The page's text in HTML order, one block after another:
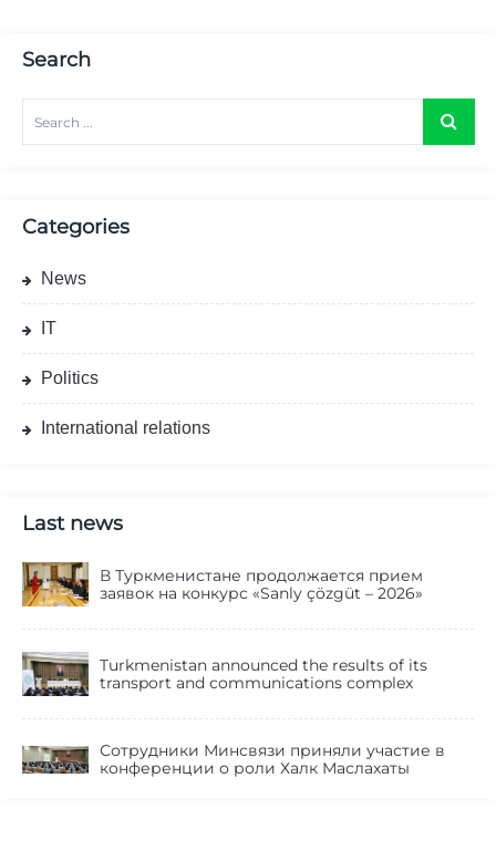
Search
Categories
News
IT
Politics
International relations
Last news
В Туркменистане продолжается прием
заявок на конкурс «Sanly çözgüt – 2026»
Turkmenistan announced the results of its
transport and communications complex
Сотрудники Минсвязи приняли участие в
конференции о роли Халк Маслахаты